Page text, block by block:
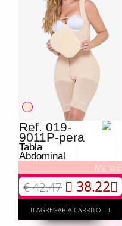
Ref. 019-
9011P-pera
Tabla
Abdominal
Maria E
€ 42.47 38.22
AGREGAR A CARRITO